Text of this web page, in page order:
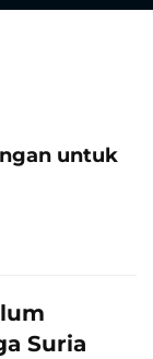
untuk
Suria